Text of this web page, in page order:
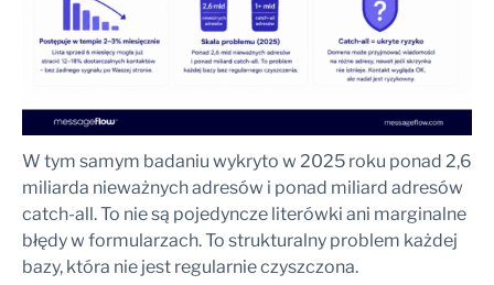
W tym samym badaniu wykryto w 2025 roku ponad 2,6
miliarda nieważnych adresów i ponad miliard adresów
catch-all. To nie są pojedyncze literówki ani marginalne
błędy w formularzach. To strukturalny problem każdej
bazy, która nie jest regularnie czyszczona.